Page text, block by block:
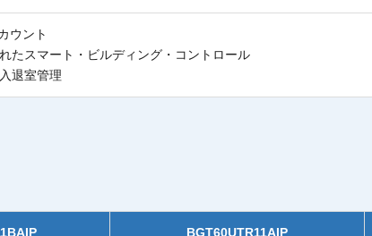
ウント
たスマート・ビルディング・コントロール
退室管理
BGT60UTR11AIP